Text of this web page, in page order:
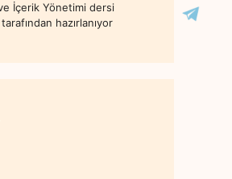
İçerik Yönetimi dersi
hazırlanıyor